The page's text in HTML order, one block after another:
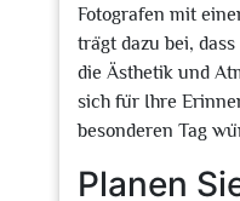
Fotografen mit
trägt dazu bei,
die Ästhetik und
sich für Ihre
besonderen Tag
Planen